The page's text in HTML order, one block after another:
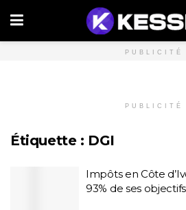
PUBLICITÉ
PUBLICITÉ
Étiquette : DGI
Impôts en Côte
93% de ses